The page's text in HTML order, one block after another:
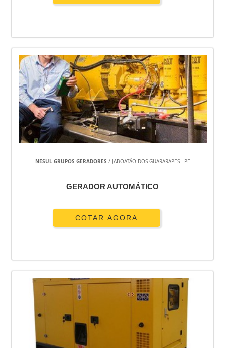
NESUL GRUPOS GERADORES / JABOATÃO DOS GUARARAPES - PE
GERADOR AUTOMÁTICO
COTAR AGORA